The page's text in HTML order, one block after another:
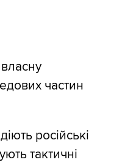
частин
російські
тактичні